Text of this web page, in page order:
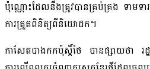
ប៉ុណ្ណោះដែលនឹងត្រូវបានគ្រប់គ្រង ទាមទា
ការត្រួតពិនិត្យពីនិយោជក។
កាសែតបាងកកប៉ុស្តិ៍ថៃ បានផ្សាយថា រដ្